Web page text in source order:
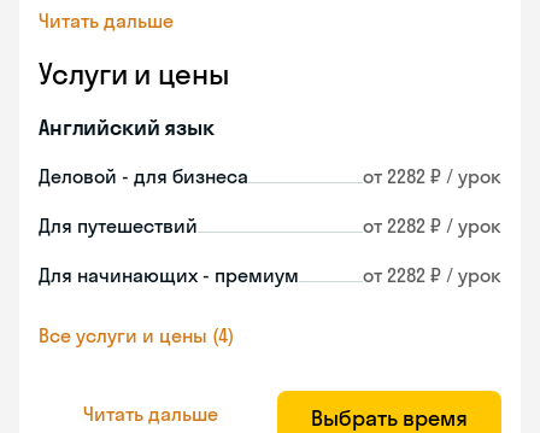
Читать дальше
Услуги и цены
Английский язык
Деловой - для бизнеса от 2282 ₽ / урок
Для путешествий от 2282 ₽ / урок
Для начинающих - премиум от 2282 ₽ / урок
Все услуги и цены (4)
Читать дальше Выбрать время